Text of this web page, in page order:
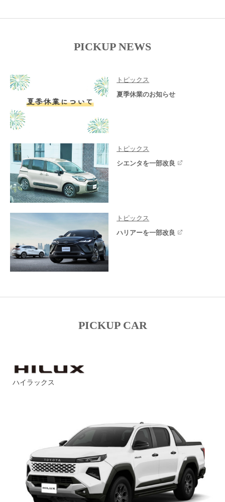
PICKUP NEWS
トピックス
夏季休業のお知らせ
トピックス
シエンタを一部改良
トピックス
ハリアーを一部改良
PICKUP CAR
ハイラックス